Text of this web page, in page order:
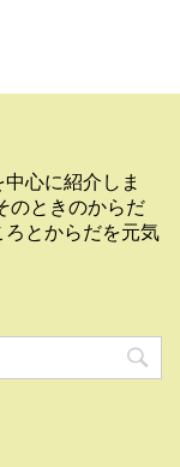
心に紹介しま
のときのからだ
とからだを元気